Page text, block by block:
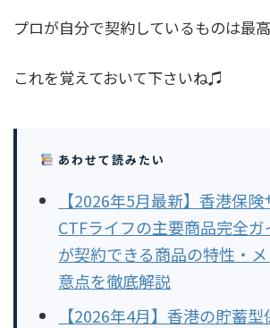
プロが自分で契約しているものは最
これを覚えておいて下さいね♫
あわせて読みたい
【2026年5月最新】香港保険
CTFライフの主要商品完全ガ
が契約できる商品の特性・
意点を徹底解説
【2026年4月】香港の貯蓄